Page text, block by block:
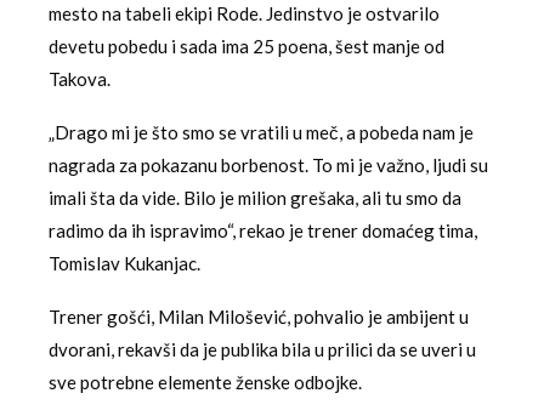
mesto na tabeli ekipi Rode. Jedinstvo je ostvarilo
devetu pobedu i sada ima 25 poena, šest manje od
Takova.
„Drago mi je što smo se vratili u meč, a pobeda nam je
nagrada za pokazanu borbenost. To mi je važno, ljudi su
imali šta da vide. Bilo je milion grešaka, ali tu smo da
radimo da ih ispravimo“, rekao je trener domaćeg tima,
Tomislav Kukanjac.
Trener gošći, Milan Milošević, pohvalio je ambijent u
dvorani, rekavši da je publika bila u prilici da se uveri u
sve potrebne elemente ženske odbojke.